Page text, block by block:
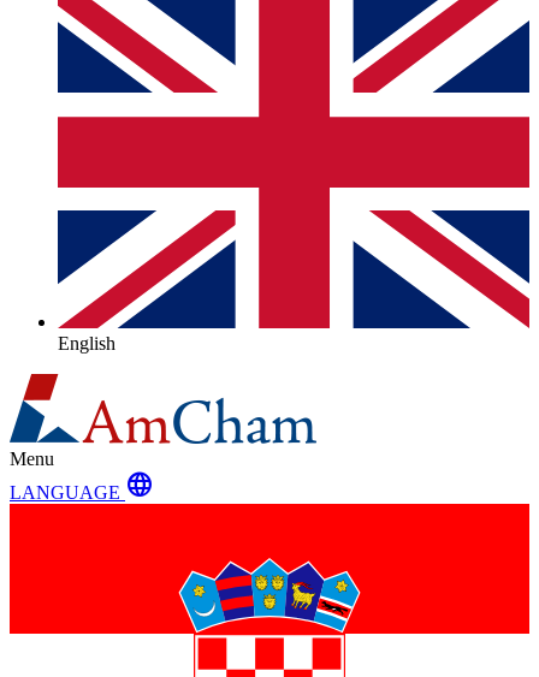
English
Menu
LANGUAGE language